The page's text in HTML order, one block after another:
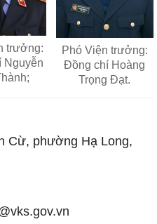
trưởng:
Nguyễn
Phó Viện trưởng:
Đồng chí Hoàng
Trọng Đạt.
Cừ, phường Hạ Long,